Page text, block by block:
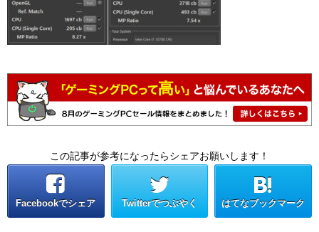
この記事が参考になったらシェアお願いします！
Facebookでシェア Twitterでつぶやく はてなブックマーク